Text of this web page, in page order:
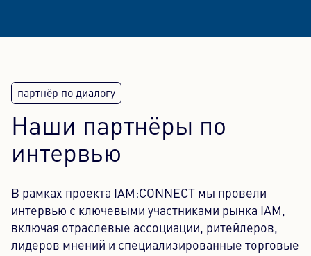
Наши партнёры по
интервью
В рамках проекта IAM:CONNECT мы провели
интервью с ключевыми участниками рынка IAM,
включая отраслевые ассоциации, ритейлеров,
лидеров мнений и специализированные торговые